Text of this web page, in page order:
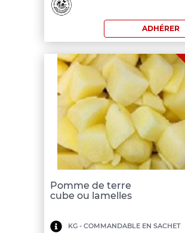
200
ADHÉRER
Pomme de terre
cube ou lamelles
Minimum
KG - COMMANDABLE EN SACHET